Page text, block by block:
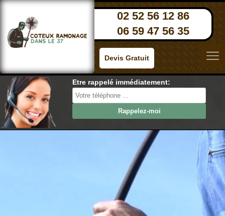
02 52 56 12 86
06 59 47 56 35
Devis Gratuit
Etre rappelé immédiatement: